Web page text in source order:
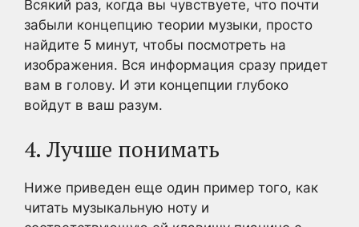
Всякий раз, когда вы чувствуете, что почти
забыли концепцию теории музыки, просто
найдите 5 минут, чтобы посмотреть на
изображения. Вся информация сразу придет
вам в голову. И эти концепции глубоко
войдут в ваш разум.
4. Лучше понимать
Ниже приведен еще один пример того, как
читать музыкальную ноту и